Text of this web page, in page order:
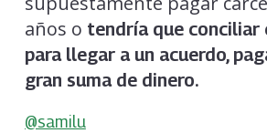
años o tendría que conciliar
para llegar a un acuerdo,
gran suma de dinero.
@samilu